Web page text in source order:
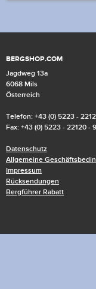
BERGSHOP.COM
Jagdweg 13a
6068 Mils
Österreich
Telefon: +43 (0) 5223 -
Fax: +43 (0) 5223 - 22120 - 9
Datenschutz
Allgemeine
Impressum
Rücksendungen
Bergführer Rabatt